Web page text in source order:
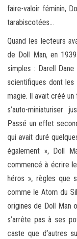
faire-valoir féminin,
tarabiscotées…
Quand les lecteurs
de Doll Man, en
simples : Darell
scientifiques dont les
magie. Il avait créé
s’auto-miniaturiser
Passé un effet
qui avait duré
également », Doll
commencé à écrire
héros », règles que
comme le Atom du
origines de Doll Man
s’arrête pas à ses
caste que d’autres